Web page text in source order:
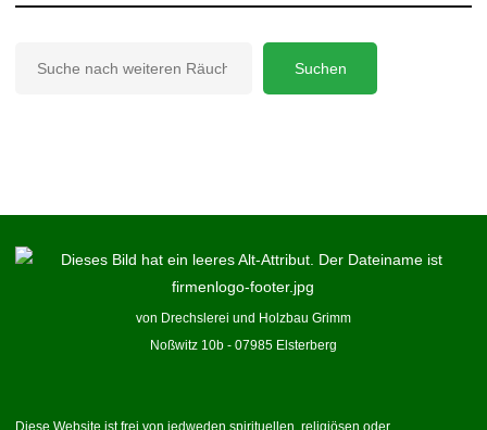
Suchen
von Drechslerei und Holzbau Grimm
Noßwitz 10b - 07985 Elsterberg
Diese Website ist frei von jedweden spirituellen, religiösen oder